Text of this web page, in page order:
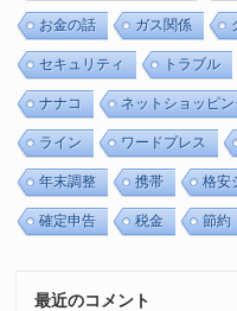
お金の話 ガス関係
セキュリティ トラブル
ナナコ ネットショッピ
ライン ワードプレス
年末調整 携帯 格安
確定申告 税金 節約
最近のコメント